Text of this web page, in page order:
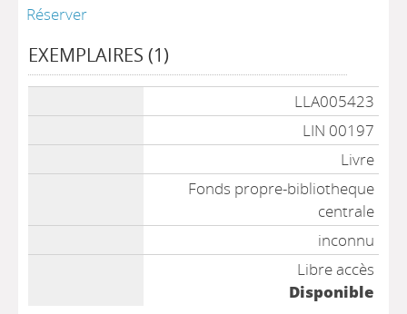
Réserver
EXEMPLAIRES (1)
LLA005423
LIN 00197
Livre
Fonds propre-bibliotheque
centrale
inconnu
Libre accès
Disponible